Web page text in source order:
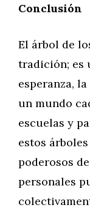
Conclusión
El árbol de
tradición; es
esperanza,
un mundo
escuelas y
estos
poderosos
personales